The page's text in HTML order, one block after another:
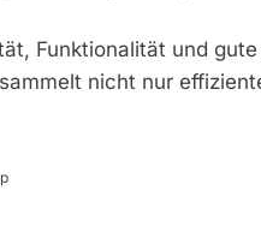
Funktionalität und
nicht nur